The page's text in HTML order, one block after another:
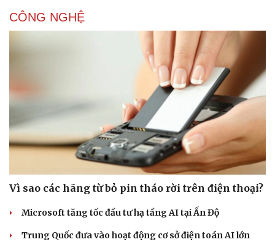
Nhi khoa
Nam khoa
Làm đẹp - giảm cân
Phòng mạch online
Ăn sạch sống khỏe
Đời sống
Nhà đẹp
Blog
Tình yêu - Gia đình
CÔNG NGHỆ
Vì sao các hãng từ bỏ pin tháo rời trên điện thoại?
Microsoft tăng tốc đầu tư hạ tầng AI tại Ấn Độ
Trung Quốc đưa vào hoạt động cơ sở điện toán AI lớn